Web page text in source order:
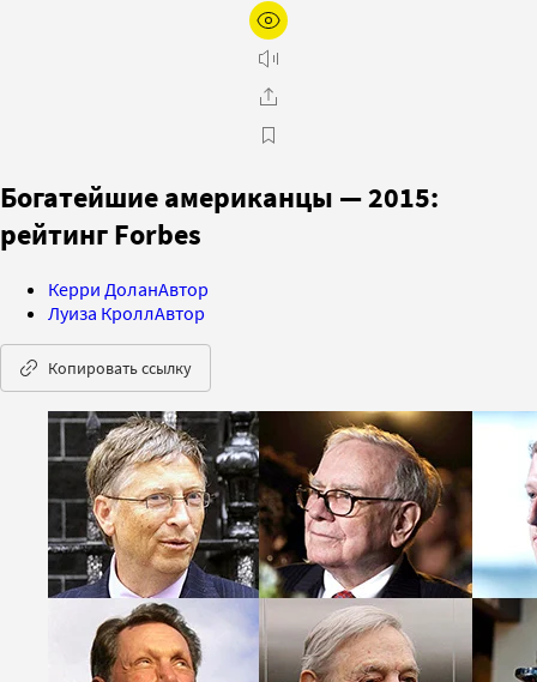
Богатейшие американцы — 2015:
рейтинг Forbes
Керри ДоланАвтор
Луиза КроллАвтор
Копировать ссылку